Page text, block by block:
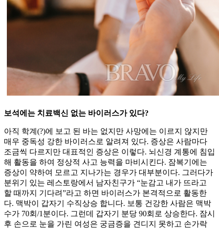
보석에는 치료백신 없는 바이러스가 있다?
아직 학계(?)에 보고 된 바는 없지만 사망에는 이르지 않지만
매우 중독성 강한 바이러스로 알려져 있다. 증상은 사람마다
조금씩 다르지만 대표적인 증상은 이렇다. 뇌신경 계통에 침입
해 활동을 하여 정상적 사고 능력을 마비시킨다. 잠복기에는
증상이 약하여 모르고 지나가는 경우가 대부분이다. 그러다가
분위기 있는 레스토랑에서 남자친구가 “눈감고 내가 뜨라고
할 때까지 기다려”라고 하면 바이러스가 본격적으로 활동한
다. 맥박이 갑자기 수직상승 합니다. 보통 건강한 사람은 맥박
수가 70회/1분이다. 그런데 갑자기 분당 90회로 상승한다. 잠시
후 손으로 눈을 가린 여성은 궁금증을 견디지 못하고 손가락